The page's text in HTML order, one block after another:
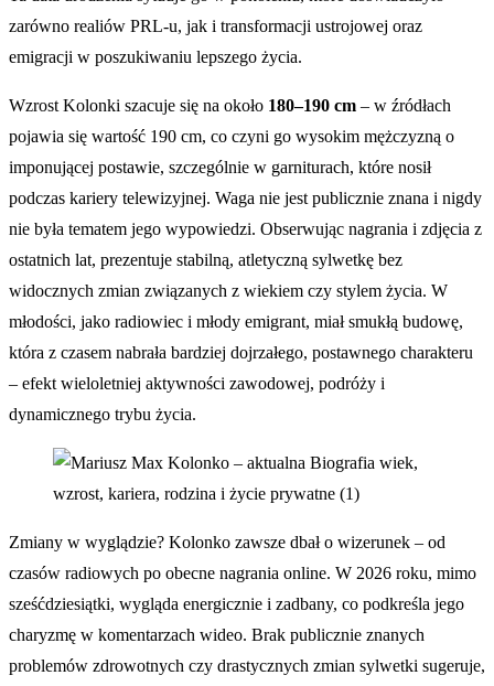
zarówno realiów PRL-u, jak i transformacji ustrojowej oraz
emigracji w poszukiwaniu lepszego życia.
Wzrost Kolonki szacuje się na około 180–190 cm – w źródłach
pojawia się wartość 190 cm, co czyni go wysokim mężczyzną o
imponującej postawie, szczególnie w garniturach, które nosił
podczas kariery telewizyjnej. Waga nie jest publicznie znana i nigdy
nie była tematem jego wypowiedzi. Obserwując nagrania i zdjęcia z
ostatnich lat, prezentuje stabilną, atletyczną sylwetkę bez
widocznych zmian związanych z wiekiem czy stylem życia. W
młodości, jako radiowiec i młody emigrant, miał smukłą budowę,
która z czasem nabrała bardziej dojrzałego, postawnego charakteru
– efekt wieloletniej aktywności zawodowej, podróży i
dynamicznego trybu życia.
Zmiany w wyglądzie? Kolonko zawsze dbał o wizerunek – od
czasów radiowych po obecne nagrania online. W 2026 roku, mimo
sześćdziesiątki, wygląda energicznie i zadbany, co podkreśla jego
charyzmę w komentarzach wideo. Brak publicznie znanych
problemów zdrowotnych czy drastycznych zmian sylwetki sugeruje,